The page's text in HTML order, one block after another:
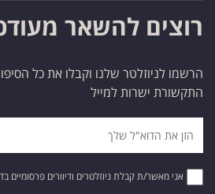
רוצים להשאר
הרשמו לניוזלטר שלנו וקבלו את כל
התקשורת ישרות למייל
אני מאשר/ת קבלת ניוזלטרים ודיוורים פרסומיים